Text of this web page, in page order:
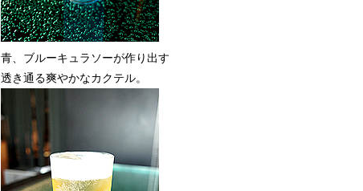
青、ブルーキュラソーが作り出す
透き通る爽やかなカクテル。